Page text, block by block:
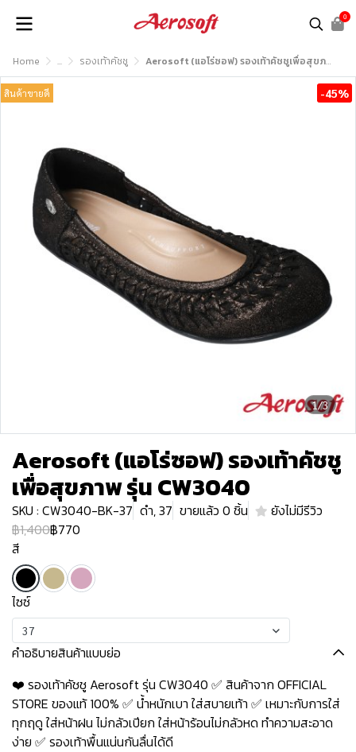
0
Home ... รองเท้าคัชชู Aerosoft (แอโร่ซอฟ) รองเท้าคัชชูเพื่อสุขภาพ รุ่น CW3040
1/3
สินค้าขายดี -45%
Aerosoft (แอโร่ซอฟ) รองเท้าคัชชู
เพื่อสุขภาพ รุ่น CW3040
SKU : CW3040-BK-37 ดำ, 37 ขายแล้ว 0 ชิ้น
ยังไม่มีรีวิว
฿1,400฿770
สี
ไซซ์
37
คำอธิบายสินค้าแบบย่อ
❤️ รองเท้าคัชชู Aerosoft รุ่น CW3040 ✅ สินค้าจาก OFFICIAL
STORE ของแท้ 100% ✅ น้ำหนักเบา ใส่สบายเท้า ✅ เหมาะกับการใส่
ทุกฤดู ใส่หน้าฝน ไม่กลัวเปียก ใส่หน้าร้อนไม่กลัวหด ทำความสะอาด
ง่าย ✅ รองเท้าพื้นแน่นกันลื่นได้ดี